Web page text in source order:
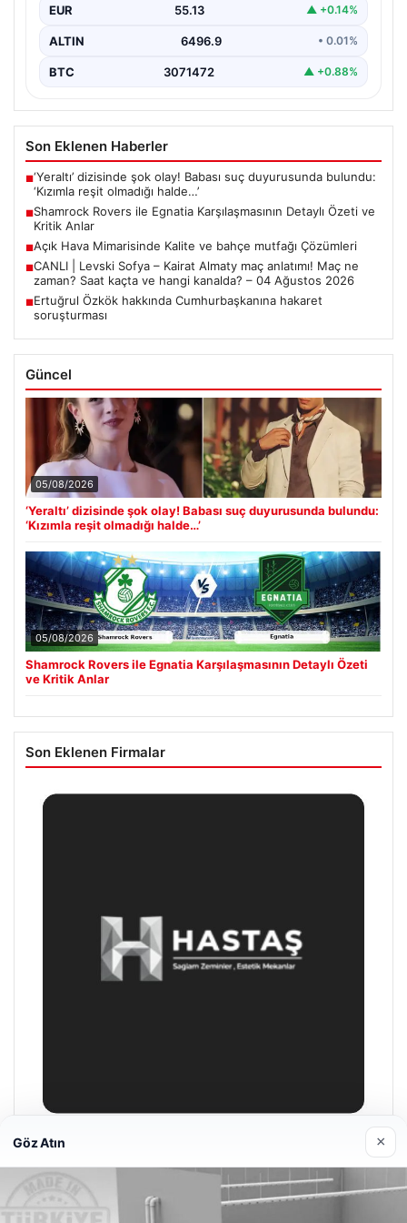
bir…
EUR 55.13 ▲ +0.14%
ALTIN 6496.9 • 0.01%
BTC 3071472 ▲ +0.88%
Son Eklenen Haberler
■‘Yeraltı’ dizisinde şok olay! Babası suç duyurusunda bulundu:
‘Kızımla reşit olmadığı halde…’
■Shamrock Rovers ile Egnatia Karşılaşmasının Detaylı Özeti ve
Kritik Anlar
■Açık Hava Mimarisinde Kalite ve bahçe mutfağı Çözümleri
■CANLI | Levski Sofya – Kairat Almaty maç anlatımı! Maç ne
zaman? Saat kaçta ve hangi kanalda? – 04 Ağustos 2026
■Ertuğrul Özkök hakkında Cumhurbaşkanına hakaret
soruşturması
Güncel
05/08/2026
‘Yeraltı’ dizisinde şok olay! Babası suç duyurusunda bulundu:
‘Kızımla reşit olmadığı halde…’
05/08/2026
Shamrock Rovers ile Egnatia Karşılaşmasının Detaylı Özeti
ve Kritik Anlar
Son Eklenen Firmalar
Hastaş Beton
Göz Atın ×